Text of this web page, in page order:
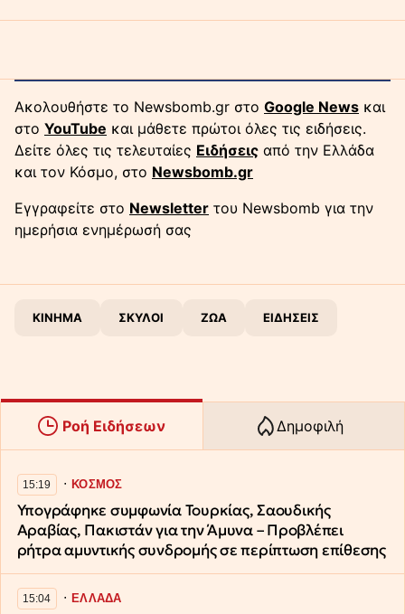
Ακολουθήστε το Newsbomb.gr στο Google News και
στο YouTube και μάθετε πρώτοι όλες τις ειδήσεις.
Δείτε όλες τις τελευταίες Ειδήσεις από την Ελλάδα
και τον Κόσμο, στο Newsbomb.gr
Εγγραφείτε στο Newsletter του Newsbomb για την
ημερήσια ενημέρωσή σας
ΚΙΝΗΜΑ ΣΚΥΛΟΙ ΖΩΑ ΕΙΔΗΣΕΙΣ
Ροή Ειδήσεων Δημοφιλή
15:19 ∙ΚΟΣΜΟΣ
Υπογράφηκε συμφωνία Τουρκίας, Σαουδικής
Αραβίας, Πακιστάν για την Άμυνα – Προβλέπει
ρήτρα αμυντικής συνδρομής σε περίπτωση επίθεσης
15:04 ∙ΕΛΛΑΔΑ